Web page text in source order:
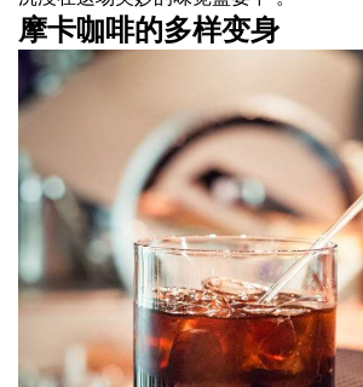
摩卡咖啡的多样变身